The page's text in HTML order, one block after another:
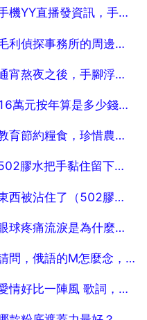
2025-07-25 手機YY直播發資訊，手機yy直播怎麼打字
2025-07-25 毛利偵探事務所的周邊環境
2025-07-25 通宵熬夜之後，手腳浮腫是什麼緣故
2025-07-25 16萬元按年算是多少錢的利息
2025-07-25 教育節約糧食，珍惜農民勞動成果的詩句
2025-07-25 502膠水把手黏住留下皮怎麼辦
2025-07-25 東西被沾住了（502膠水）有什麼辦法讓它們分開？
2025-07-25 眼球疼痛流淚是為什麼，眼睛疼還流眼淚是怎麼回事
2025-07-25 請問，俄語的M怎麼念，給個拼音，謝謝。
2025-07-25 愛情好比一陣風 歌詞，歌詞，愛情就像一陣風，歌名叫什麼
2025-07-25